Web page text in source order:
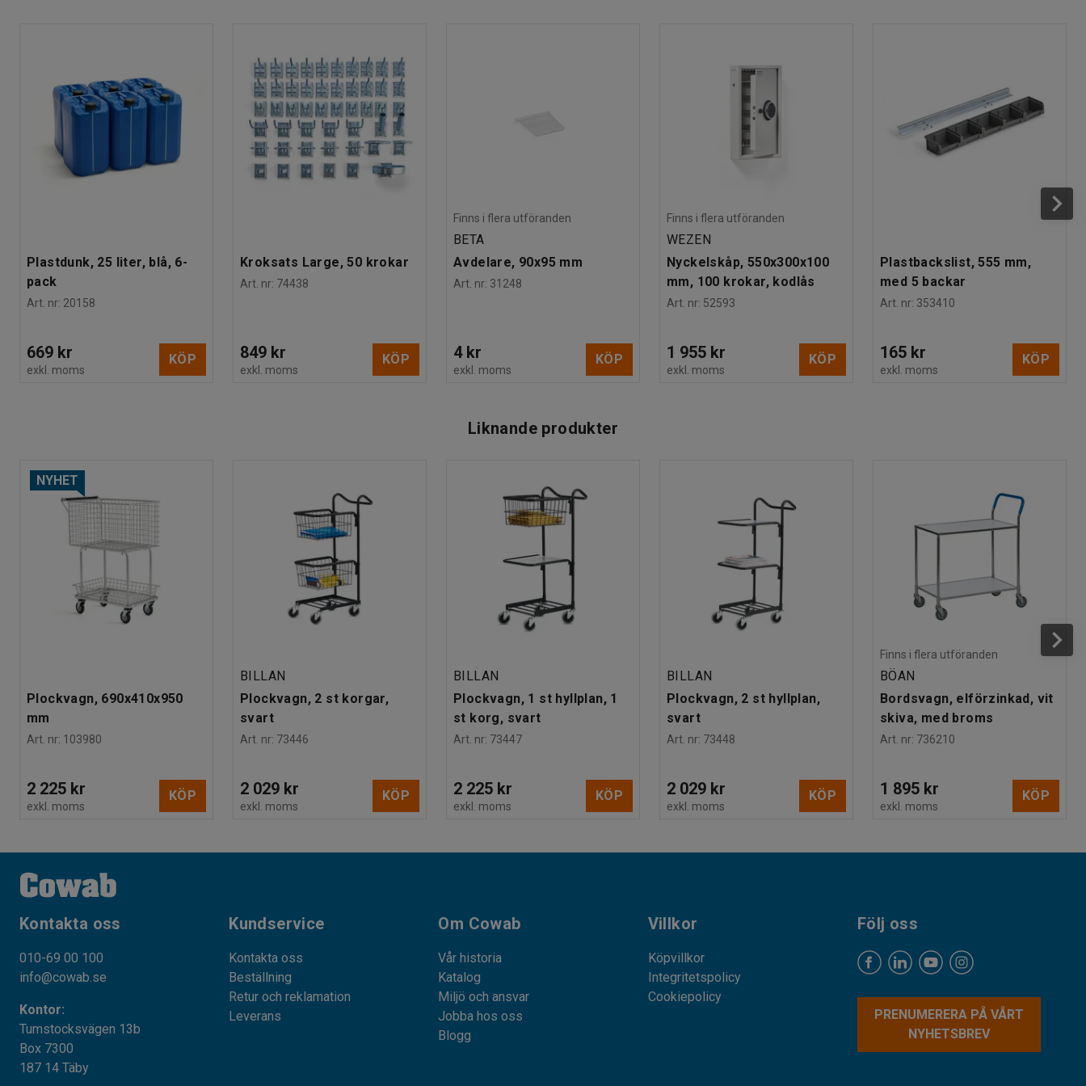
Rek. antal personer för hantering
Estimerad hanteringstid/person
Min
kg
Levereras omonterad
Plastdunk, 25 liter, blå, 6-
pack
Art. nr: 20158
669 kr
exkl. moms
KÖP
Kroksats Large, 50 krokar
Art. nr: 74438
849 kr
exkl. moms
KÖP
Finns i flera utföranden
BETA
Avdelare, 90x95 mm
Art. nr: 31248
4 kr
exkl. moms
KÖP
Finns i flera utföranden
WEZEN
Nyckelskåp, 550x300x100
mm, 100 krokar, kodlås
Art. nr: 52593
1 955 kr
exkl. moms
KÖP
Plastbackslist, 555 mm,
med 5 backar
Art. nr: 353410
165 kr
exkl. moms
KÖP
Liknande produkter
NYHET
Plockvagn, 690x410x950
mm
Art. nr: 103980
2 225 kr
exkl. moms
KÖP
BILLAN
Plockvagn, 2 st korgar,
svart
Art. nr: 73446
2 029 kr
exkl. moms
KÖP
BILLAN
Plockvagn, 1 st hyllplan, 1
st korg, svart
Art. nr: 73447
2 225 kr
exkl. moms
KÖP
BILLAN
Plockvagn, 2 st hyllplan,
svart
Art. nr: 73448
2 029 kr
exkl. moms
KÖP
Finns i flera utföranden
BÖAN
Bordsvagn, elförzinkad, vit
skiva, med broms
Art. nr: 736210
1 895 kr
exkl. moms
KÖP
Kontakta oss
010-69 00 100
info@cowab.se
Kontor:
Tumstocksvägen 13b
Box 7300
187 14 Täby
Kundservice
Kontakta oss
Beställning
Retur och reklamation
Leverans
Om Cowab
Vår historia
Katalog
Miljö och ansvar
Jobba hos oss
Blogg
Villkor
Köpvillkor
Integritetspolicy
Cookiepolicy
Följ oss
PRENUMERERA PÅ VÅRT
NYHETSBREV